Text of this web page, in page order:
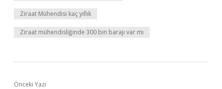
Ziraat Mühendisi kaç yıllık
Ziraat mühendisliğinde 300 bin barajı var mı
Önceki Yazı